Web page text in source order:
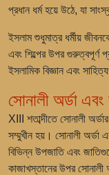
প্রধান ধর্ম হয়ে উঠে, যা
ইসলাম শুধুমাত্র ধর্মীয়
এবং শিল্পের উপর গুরুত্বপূর্ণ
ইসলামিক বিজ্ঞান এবং
সোনালী অর্ডা
XIII শতাব্দীতে সোনালী
সম্মুখীন হয়। সোনালী অর্ডা
বিভিন্ন উপজাতি এবং
কাজাখস্তানের উপর সোনালী